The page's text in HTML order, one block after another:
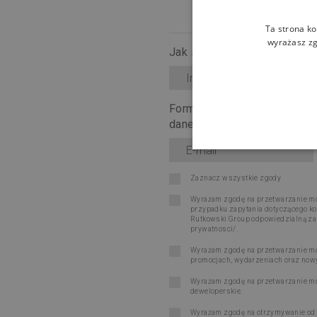
Jak się nazywasz? *
Forma kontaktu (upewnij
dane):
Zaznacz wszystkie zgody
Wyrażam zgodę na przetwarzanie
przypadku zapytania dotyczącego
Rutkowski Group odpowiedzialną
prywatnosci/
Wyrażam zgodę na przetwarzanie
promocjach, wydarzeniach oraz
Wyrażam zgodę na przetwarzanie
deweloperskie.
Wyrażam zgodę na otrzymywanie
Ta strona
wyrażasz